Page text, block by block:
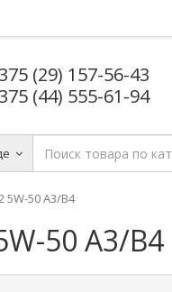
(29) 157-56-43
(44) 555-61-94
5W-50 A3/B4
50 A3/B4